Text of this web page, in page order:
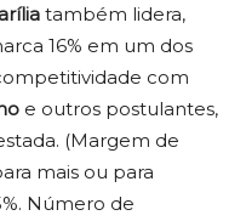
também lidera,
16% em um dos
com
e outros postulantes,
(Margem de
mais ou para
Número de